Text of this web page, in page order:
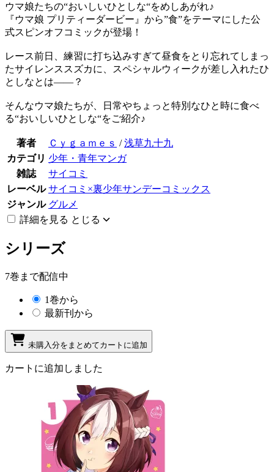
ウマ娘たちの“おいしいひとしな“をめしあがれ♪
『ウマ娘 プリティーダービー』から”食”をテーマにした公
式スピンオフコミックが登場！
レース前日、練習に打ち込みすぎて昼食をとり忘れてしまっ
たサイレンススズカに、スペシャルウィークが差し入れたひ
としなとは――？
そんなウマ娘たちが、日常やちょっと特別なひと時に食べ
る“おいしいひとしな“をご紹介♪
著者 Ｃｙｇａｍｅｓ /浅草九十九
カテゴリ 少年・青年マンガ
雑誌
サイコミ
レーベル サイコミ×裏少年サンデーコミックス
ジャンル グルメ
詳細を見る とじる
シリーズ
7巻まで配信中
1巻から
最新刊から
未購入分をまとめてカートに追加
カートに追加しました